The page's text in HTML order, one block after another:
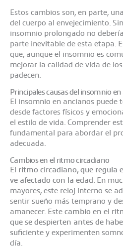
Estos cambios son, en parte,
del cuerpo al envejecimiento.
insomnio prolongado no
parte inevitable de esta etapa.
que, aunque el insomnio es
mejorar la calidad de vida de
padecen.
Principales causas del insomnio
El insomnio en ancianos puede
desde factores físicos y
el estilo de vida. Comprender
fundamental para abordar el
adecuada.
Cambios en el ritmo circadiano
El ritmo circadiano, que regula
ve afectado con la edad . En
mayores, este reloj interno se
sentir sueño más temprano y
amanecer. Este cambio en el
que se despierten antes de
suficiente y experimenten
día.